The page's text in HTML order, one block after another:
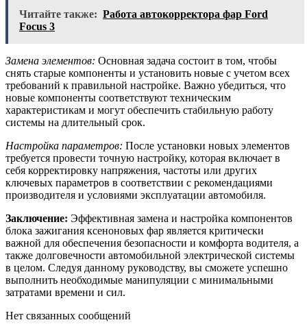
Читайте также: Работа автокорректора фар Ford
Focus 3
Замена элементов: Основная задача состоит в том, чтобы
снять старые компоненты и установить новые с учетом всех
требований к правильной настройке. Важно убедиться, что
новые компоненты соответствуют техническим
характеристикам и могут обеспечить стабильную работу
системы на длительный срок.
Настройка параметров: После установки новых элементов
требуется провести точную настройку, которая включает в
себя корректировку напряжения, частоты или других
ключевых параметров в соответствии с рекомендациями
производителя и условиями эксплуатации автомобиля.
Заключение: Эффективная замена и настройка компонентов
блока зажигания ксеноновых фар является критически
важной для обеспечения безопасности и комфорта водителя, а
также долговечности автомобильной электрической системы
в целом. Следуя данному руководству, вы сможете успешно
выполнить необходимые манипуляции с минимальными
затратами времени и сил.
Нет связанных сообщений